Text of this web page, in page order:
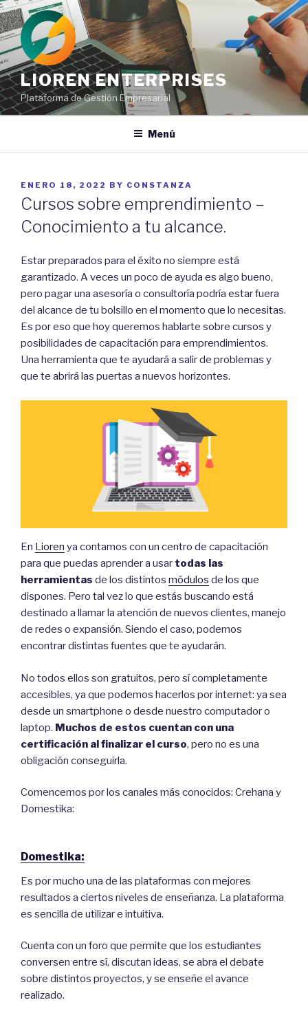
Ir
al
contenido
LIOREN ENTERPRISES
Plataforma de Gestión Empresarial
Menú
POSTED
ON
ENERO 18, 2022 BY CONSTANZA
Cursos sobre emprendimiento –
Conocimiento a tu alcance.
Estar preparados para el éxito no siempre está
garantizado. A veces un poco de ayuda es algo bueno,
pero pagar una asesoría o consultoría podría estar fuera
del alcance de tu bolsillo en el momento que lo necesitas.
Es por eso que hoy queremos hablarte sobre cursos y
posibilidades de capacitación para emprendimientos.
Una herramienta que te ayudará a salir de problemas y
que te abrirá las puertas a nuevos horizontes.
En Lioren ya contamos con un centro de capacitación
para que puedas aprender a usar todas las
herramientas de los distintos módulos de los que
dispones. Pero tal vez lo que estás buscando está
destinado a llamar la atención de nuevos clientes, manejo
de redes o expansión. Siendo el caso, podemos
encontrar distintas fuentes que te ayudarán.
No todos ellos son gratuitos, pero sí completamente
accesibles, ya que podemos hacerlos por internet: ya sea
desde un smartphone o desde nuestro computador o
laptop. Muchos de estos cuentan con una
certificación al finalizar el curso, pero no es una
obligación conseguirla.
Comencemos por los canales más conocidos: Crehana y
Domestika:
Domestika:
Es por mucho una de las plataformas con mejores
resultados a ciertos niveles de enseñanza. La plataforma
es sencilla de utilizar e intuitiva.
Cuenta con un foro que permite que los estudiantes
conversen entre sí, discutan ideas, se abra el debate
sobre distintos proyectos, y se enseñe el avance
realizado.